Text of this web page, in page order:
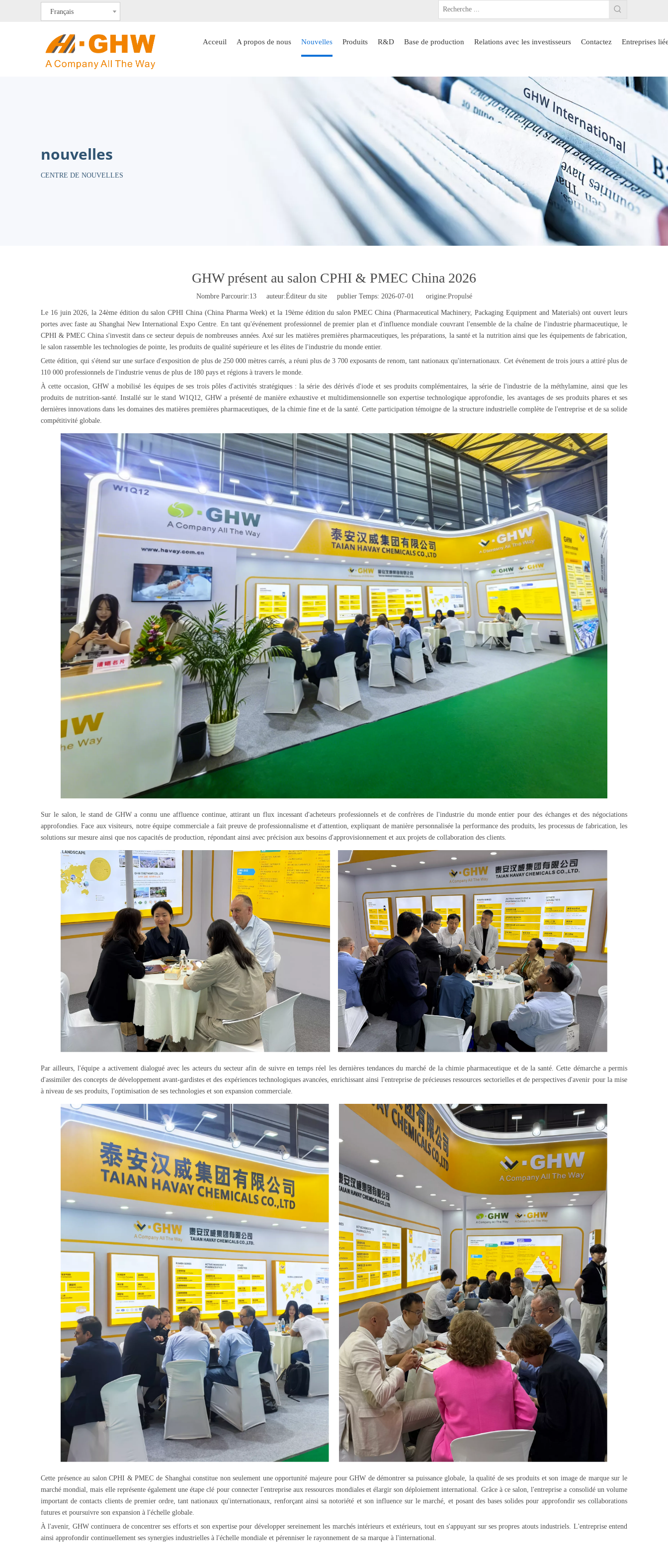
Français
Acceuil A propos de nous Nouvelles Produits R&D Base de production Relations avec les investisseurs Contactez Entreprises
nouvelles
CENTRE DE NOUVELLES
GHW présent au salon CPHI & PMEC China 2026
Nombre Parcourir:13auteur:Éditeur du site publier Temps: 2026-07-01 origine:Propulsé
Le 16 juin 2026, la 24ème édition du salon CPHI China (China Pharma Week) et la 19ème édition du salon PMEC China (Pharmaceutical Machinery, Packaging Equipment and Materials) ont ouvert leurs
portes avec faste au Shanghai New International Expo Centre. En tant qu'événement professionnel de premier plan et d'influence mondiale couvrant l'ensemble de la chaîne de l'industrie pharmaceutique, le
CPHI & PMEC China s'investit dans ce secteur depuis de nombreuses années. Axé sur les matières premières pharmaceutiques, les préparations, la santé et la nutrition ainsi que les équipements de fabrication,
le salon rassemble les technologies de pointe, les produits de qualité supérieure et les élites de l'industrie du monde entier.
Cette édition, qui s'étend sur une surface d'exposition de plus de 250 000 mètres carrés, a réuni plus de 3 700 exposants de renom, tant nationaux qu'internationaux. Cet événement de trois jours a attiré plus de
110 000 professionnels de l'industrie venus de plus de 180 pays et régions à travers le monde.
À cette occasion, GHW a mobilisé les équipes de ses trois pôles d'activités stratégiques : la série des dérivés d'iode et ses produits complémentaires, la série de l'industrie de la méthylamine, ainsi que les
produits de nutrition-santé. Installé sur le stand W1Q12, GHW a présenté de manière exhaustive et multidimensionnelle son expertise technologique approfondie, les avantages de ses produits phares et ses
dernières innovations dans les domaines des matières premières pharmaceutiques, de la chimie fine et de la santé. Cette participation témoigne de la structure industrielle complète de l'entreprise et de sa solide
compétitivité globale.
Sur le salon, le stand de GHW a connu une affluence continue, attirant un flux incessant d'acheteurs professionnels et de confrères de l'industrie du monde entier pour des échanges et des négociations
approfondies. Face aux visiteurs, notre équipe commerciale a fait preuve de professionnalisme et d'attention, expliquant de manière personnalisée la performance des produits, les processus de fabrication, les
solutions sur mesure ainsi que nos capacités de production, répondant ainsi avec précision aux besoins d'approvisionnement et aux projets de collaboration des clients.
Par ailleurs, l'équipe a activement dialogué avec les acteurs du secteur afin de suivre en temps réel les dernières tendances du marché de la chimie pharmaceutique et de la santé. Cette démarche a permis
d'assimiler des concepts de développement avant-gardistes et des expériences technologiques avancées, enrichissant ainsi l'entreprise de précieuses ressources sectorielles et de perspectives d'avenir pour la mise
à niveau de ses produits, l'optimisation de ses technologies et son expansion commerciale.
Cette présence au salon CPHI & PMEC de Shanghai constitue non seulement une opportunité majeure pour GHW de démontrer sa puissance globale, la qualité de ses produits et son image de marque sur le
marché mondial, mais elle représente également une étape clé pour connecter l'entreprise aux ressources mondiales et élargir son déploiement international. Grâce à ce salon, l'entreprise a consolidé un volume
important de contacts clients de premier ordre, tant nationaux qu'internationaux, renforçant ainsi sa notoriété et son influence sur le marché, et posant des bases solides pour approfondir ses collaborations
futures et poursuivre son expansion à l'échelle globale.
À l'avenir, GHW continuera de concentrer ses efforts et son expertise pour développer sereinement les marchés intérieurs et extérieurs, tout en s'appuyant sur ses propres atouts industriels. L'entreprise entend
ainsi approfondir continuellement ses synergies industrielles à l'échelle mondiale et pérenniser le rayonnement de sa marque à l'international.